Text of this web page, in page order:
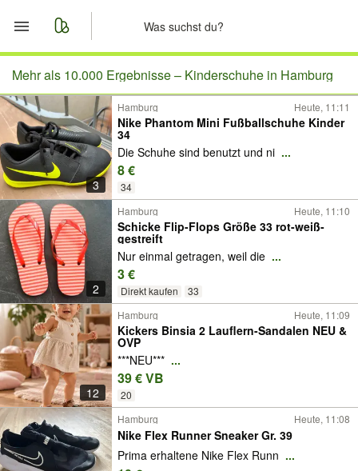
Start
Merkliste
Nachrichten
Anzeige aufgeben
Mehr als 10.000 Ergebnisse – Kinderschuhe in Hamburg
3
Hamburg Heute, 11:11
Nike Phantom Mini Fußballschuhe Kinder
34
Die Schuhe sind benutzt und ni ...
8 €
34
2
Hamburg Heute, 11:10
Schicke Flip-Flops Größe 33 rot-weiß-
gestreift
Nur einmal getragen, weil die ...
3 €
Direkt kaufen 33
12
Hamburg Heute, 11:09
Kickers Binsia 2 Lauflern-Sandalen NEU &
OVP
***NEU*** ...
39 € VB
20
Hamburg Heute, 11:08
Nike Flex Runner Sneaker Gr. 39
Prima erhaltene Nike Flex Runn ...